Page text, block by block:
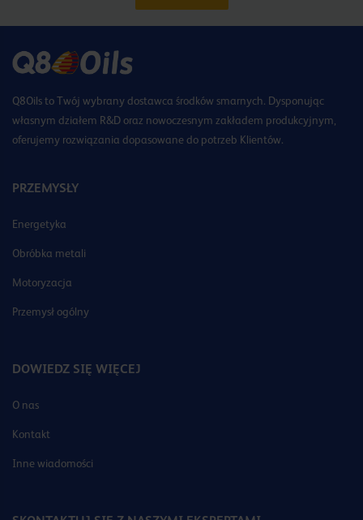
Q8Oils to Twój wybrany dostawca środków smarnych. Dysponując
własnym działem R&D oraz nowoczesnym zakładem produkcyjnym,
oferujemy rozwiązania dopasowane do potrzeb Klientów.
PRZEMYSŁY
Energetyka
Obróbka metali
Motoryzacja
Przemysł ogólny
DOWIEDZ SIĘ WIĘCEJ
O nas
Kontakt
Inne wiadomości